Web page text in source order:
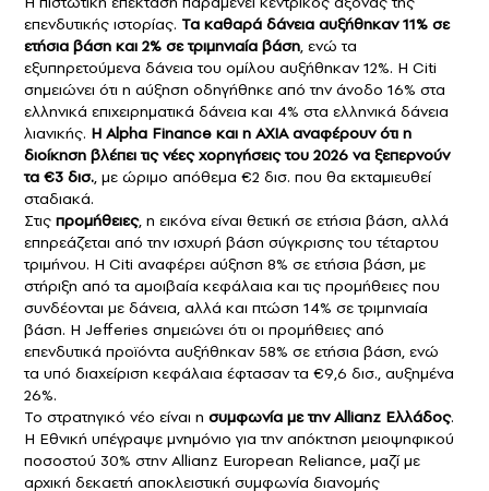
επενδυτικής ιστορίας. Τα καθαρά δάνεια αυξήθηκαν 11% σε
ετήσια βάση και 2% σε τριμηνιαία βάση, ενώ τα
εξυπηρετούμενα δάνεια του ομίλου αυξήθηκαν 12%. Η Citi
σημειώνει ότι η αύξηση οδηγήθηκε από την άνοδο 16% στα
ελληνικά επιχειρηματικά δάνεια και 4% στα ελληνικά δάνεια
λιανικής. Η Alpha Finance και η AXIA αναφέρουν ότι η
διοίκηση βλέπει τις νέες χορηγήσεις του 2026 να ξεπερνούν
τα €3 δισ., με ώριμο απόθεμα €2 δισ. που θα εκταμιευθεί
σταδιακά.
Στις προμήθειες, η εικόνα είναι θετική σε ετήσια βάση, αλλά
επηρεάζεται από την ισχυρή βάση σύγκρισης του τέταρτου
τριμήνου. Η Citi αναφέρει αύξηση 8% σε ετήσια βάση, με
στήριξη από τα αμοιβαία κεφάλαια και τις προμήθειες που
συνδέονται με δάνεια, αλλά και πτώση 14% σε τριμηνιαία
βάση. Η Jefferies σημειώνει ότι οι προμήθειες από
επενδυτικά προϊόντα αυξήθηκαν 58% σε ετήσια βάση, ενώ
τα υπό διαχείριση κεφάλαια έφτασαν τα €9,6 δισ., αυξημένα
26%.
Το στρατηγικό νέο είναι η συμφωνία με τηνAllianz Ελλάδος.
Η Εθνική υπέγραψε μνημόνιο για την απόκτηση μειοψηφικού
ποσοστού 30% στην Allianz European Reliance, μαζί με
αρχική δεκαετή αποκλειστική συμφωνία διανομής